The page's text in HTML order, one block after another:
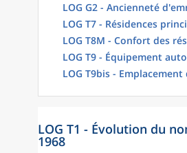
LOG G2 - Ancienneté
LOG T7 - Résidences
LOG T8M - Confort des
LOG T9 - Équipement
LOG T9bis -
LOG T1 - Évolution du
1968